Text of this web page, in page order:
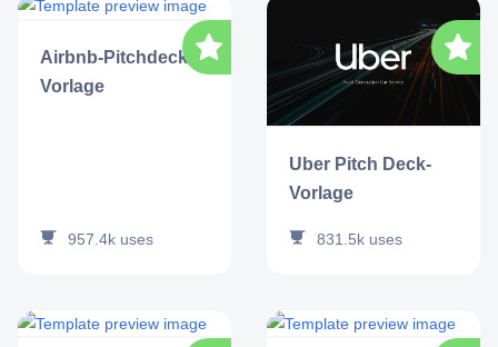
Airbnb-Pitchdeck-
Vorlage
957.4k uses
Uber Pitch Deck-
Vorlage
831.5k uses